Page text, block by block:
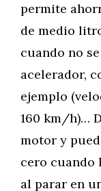
permite
de medio
cuando no
acelerador,
ejemplo
160 km/h)…
motor y
cero cuando
al parar en